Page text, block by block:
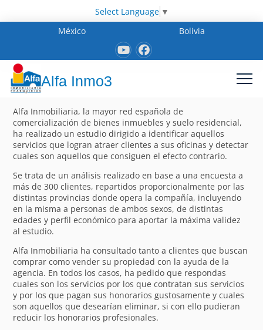
Select Language ▼
México
Bolivia
Alfa Inmo3
Alfa Inmobiliaria, la mayor red española de
comercialización de bienes inmuebles y suelo residencial,
ha realizado un estudio dirigido a identificar aquellos
servicios que logran atraer clientes a sus oficinas y detectar
cuales son aquellos que consiguen el efecto contrario.
Se trata de un análisis realizado en base a una encuesta a
más de 300 clientes, repartidos proporcionalmente por las
distintas provincias donde opera la compañía, incluyendo
en la misma a personas de ambos sexos, de distintas
edades y perfil económico para aportar la máxima validez
al estudio.
Alfa Inmobiliaria ha consultado tanto a clientes que buscan
comprar como vender su propiedad con la ayuda de la
agencia. En todos los casos, ha pedido que respondas
cuales son los servicios por los que contratan sus servicios
y por los que pagan sus honorarios gustosamente y cuales
son aquellos que desearían eliminar, si con ello pudieran
reducir los honorarios profesionales.